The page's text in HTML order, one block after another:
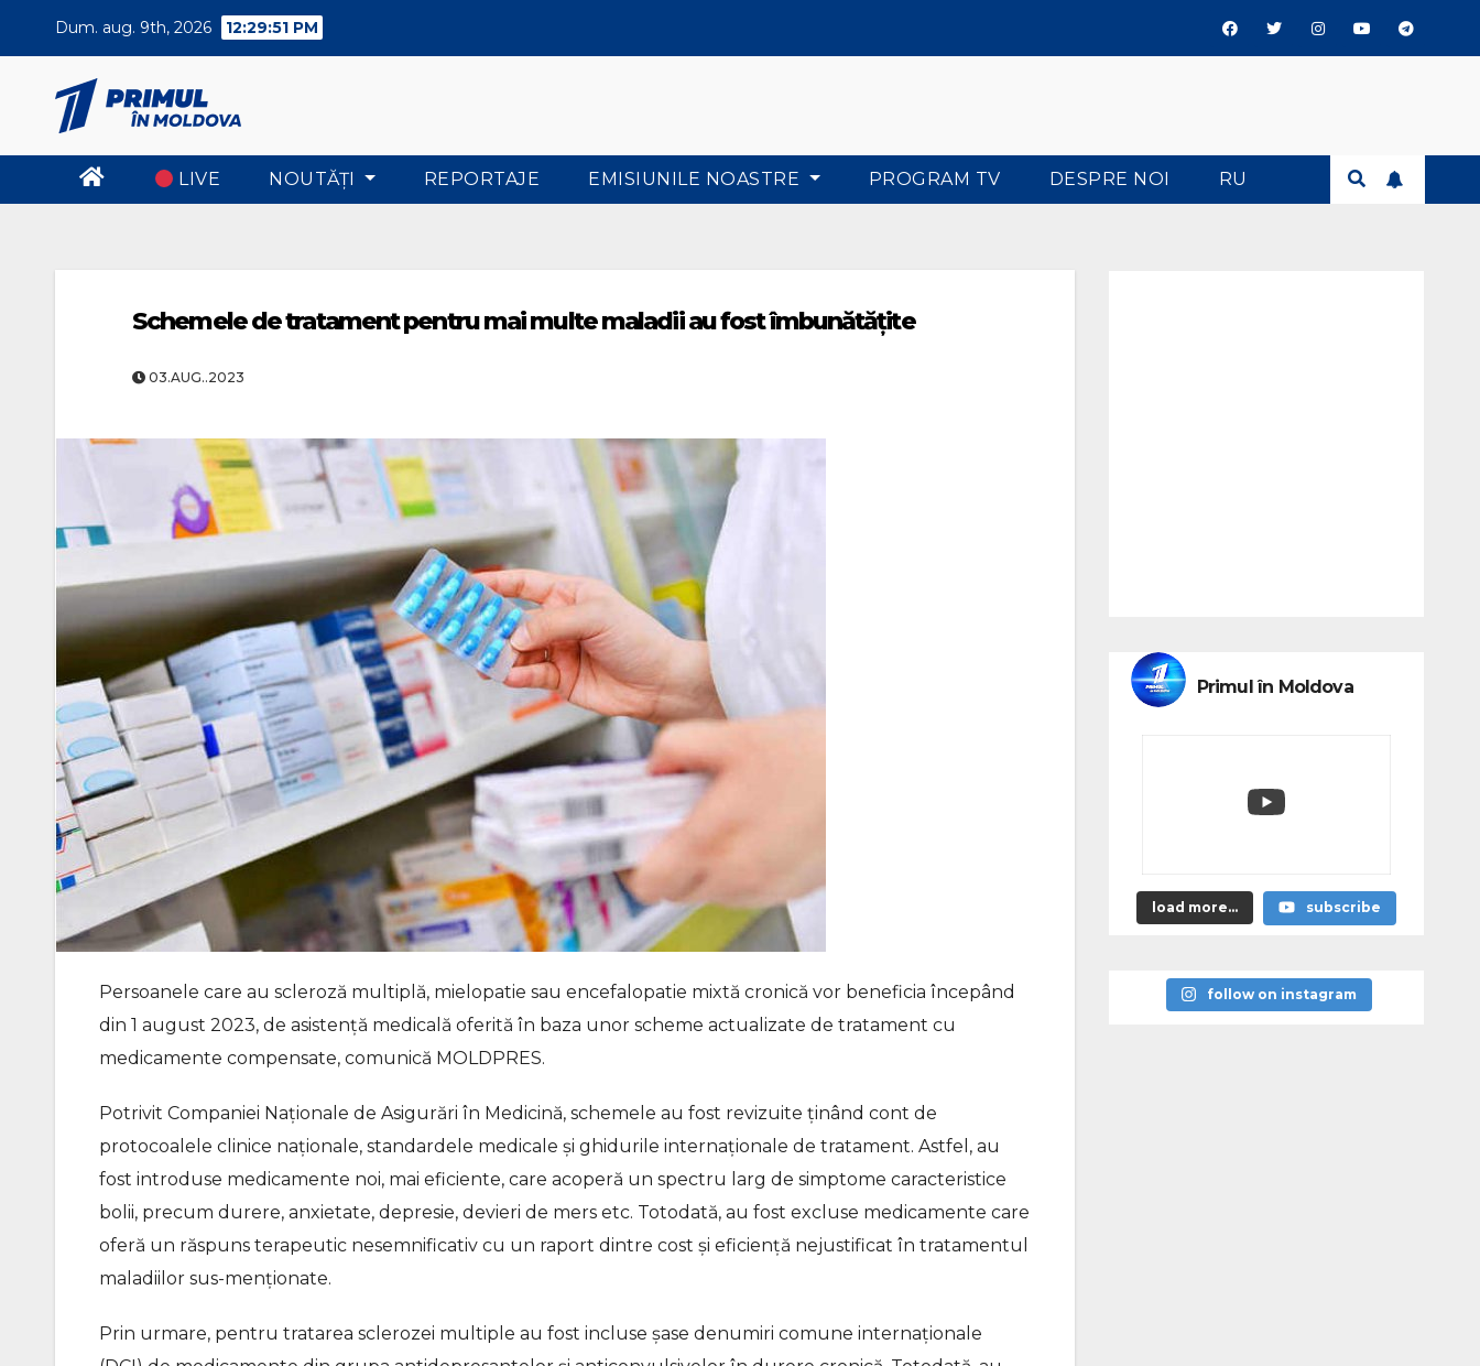
Dum. aug. 9th, 2026 12:29:52 PM
LIVE NOUTĂŢI REPORTAJE EMISIUNILE NOASTRE PROGRAM TV DESPRE NOI RU
Schemele de tratament pentru mai multe maladii au fost îmbunătățite
03.AUG..2023
Persoanele care au scleroză multiplă, mielopatie sau encefalopatie mixtă cronică vor beneficia începând
din 1 august 2023, de asistență medicală oferită în baza unor scheme actualizate de tratament cu
medicamente compensate, comunică MOLDPRES.
Potrivit Companiei Naționale de Asigurări în Medicină, schemele au fost revizuite ținând cont de
protocoalele clinice naționale, standardele medicale și ghidurile internaționale de tratament. Astfel, au
fost introduse medicamente noi, mai eficiente, care acoperă un spectru larg de simptome caracteristice
bolii, precum durere, anxietate, depresie, devieri de mers etc. Totodată, au fost excluse medicamente care
oferă un răspuns terapeutic nesemnificativ cu un raport dintre cost și eficiență nejustificat în tratamentul
maladiilor sus-menționate.
Prin urmare, pentru tratarea sclerozei multiple au fost incluse șase denumiri comune internaționale
Primul în Moldova
load more... subscribe
follow on instagram